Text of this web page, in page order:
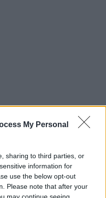
My Personal
sharing to third parties, or
information for
use the below opt-out
Please note that after your
may continue seeing